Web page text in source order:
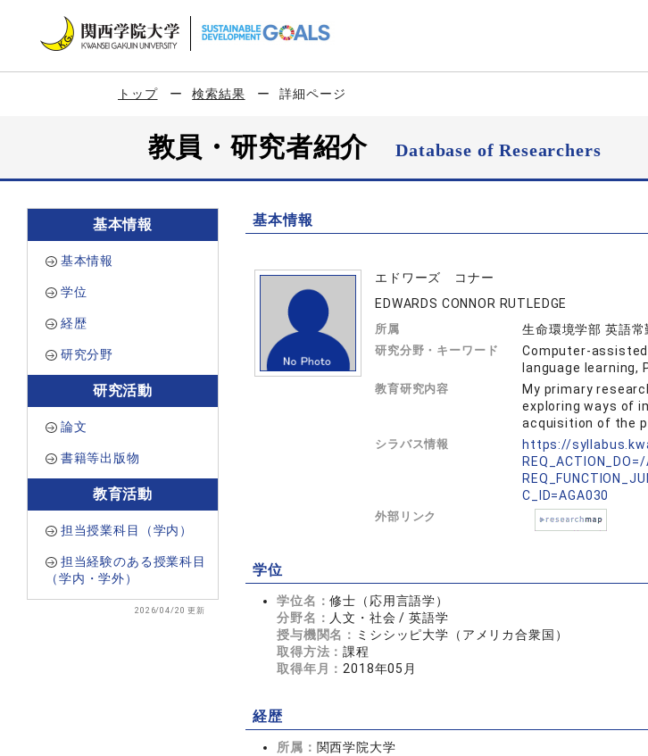
トップ 検索結果 詳細ページ
教員・研究者紹介Database of Researchers
基本情報
基本情報
学位
経歴
研究分野
研究活動
論文
書籍等出版物
教育活動
担当授業科目（学内）
担当経験のある授業科目
（学内・学外）
2026/04/20 更新
基本情報
エドワーズ コナー
EDWARDS CONNOR RUTLEDGE
所属 生命環境学部 英語常
研究分野・キーワード
Computer-
language learning,
教育研究内容
My primary
exploring ways of
acquisition of the
シラバス情報
https://
C_ID=AGA030
外部リンク
学位
学位名：修士（応用言語学）
分野名： 人文・社会 / 英語学
授与機関名： ミシシッピ大学（アメリカ合衆国）
取得方法：課程
取得年月： 2018年05月
経歴
所属： 関西学院大学